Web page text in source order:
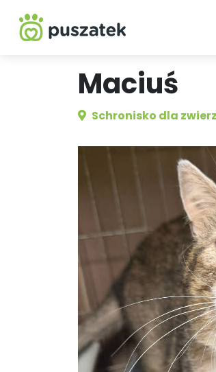
Maciuś
Schronisko dla